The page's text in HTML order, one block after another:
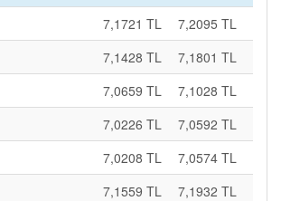
7,1721 TL
7,2095 TL
7,1428 TL
7,1801 TL
7,0659 TL
7,1028 TL
7,0226 TL
7,0592 TL
7,0208 TL
7,0574 TL
7,1559 TL
7,1932 TL